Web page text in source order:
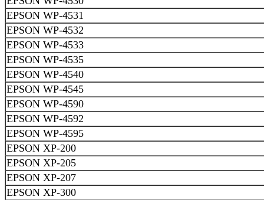
EPSON WP-4531
EPSON WP-4532
EPSON WP-4533
EPSON WP-4535
EPSON WP-4540
EPSON WP-4545
EPSON WP-4590
EPSON WP-4592
EPSON WP-4595
EPSON XP-200
EPSON XP-205
EPSON XP-207
EPSON XP-300